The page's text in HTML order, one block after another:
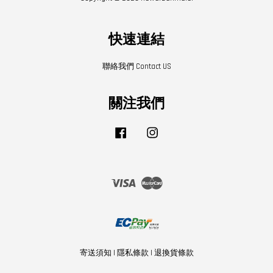
快速連結
聯絡我們 Contact US
關注我們
Facebook
Visa Master
寄送須知 | 隱私條款 | 退換貨條款